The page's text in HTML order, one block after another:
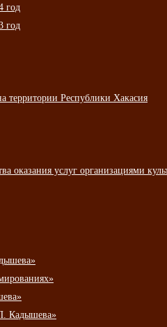
год
год
территории Республики Хакасия
оказания услуг организациями
Кадышева»